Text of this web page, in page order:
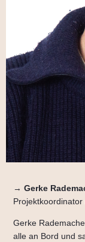
→ Gerke
Gerke
alle an Bord und